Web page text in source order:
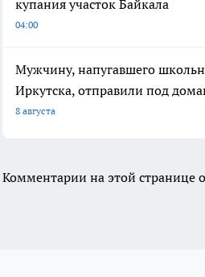
купания участок Байкала
04:00
Мужчину, напугавшего
Иркутска, отправили под
8 августа
Комментарии на этой странице